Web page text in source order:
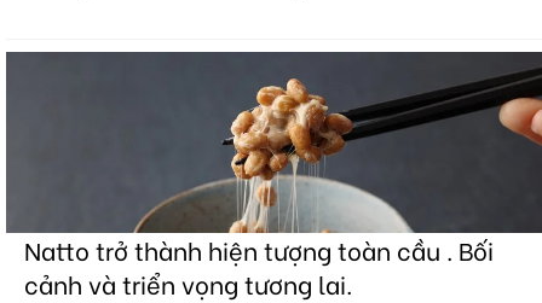
Natto trở thành hiện tượng toàn cầu . Bối
cảnh và triển vọng tương lai.